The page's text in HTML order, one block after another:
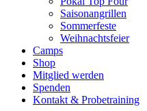
Saisonangrillen
Sommerfeste
Weihnachtsfeier
Camps
Shop
Mitglied werden
Spenden
Kontakt & Probetraining